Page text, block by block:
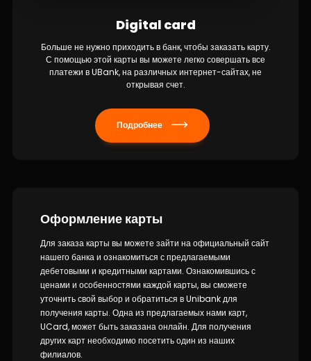
Digital card
Больше не нужно приходить в банк, чтобы заказать карту.
С помощью этой карты вы можете легко совершать все
платежи в UBank, на различных интернет-сайтах, не
открывая счет.
Подробнее
Оформление карты
Для заказа карты вы можете зайти на официальный сайт
нашего банка и ознакомиться с предлагаемыми
дебетовыми и кредитными картами. Ознакомившись с
ценами и особенностями каждой карты, вы сможете
уточнить свой выбор и обратиться в Unibank для
получения карты. Одна из предлагаемых нами карт,
UCard, может быть заказана онлайн. Для получения
других карт необходимо посетить один из наших
филиалов.